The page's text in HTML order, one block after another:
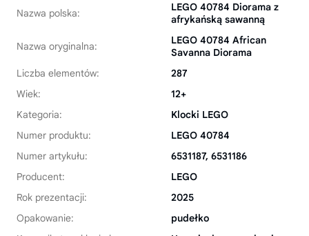
Nazwa polska:
LEGO 40784 Diorama z
afrykańską sawanną
Nazwa oryginalna:
LEGO 40784 African
Savanna Diorama
Liczba elementów:
287
Wiek:
12+
Kategoria:
Klocki LEGO
Numer produktu:
LEGO 40784
Numer artykułu:
6531187, 6531186
Producent:
LEGO
Rok prezentacji:
2025
Opakowanie:
pudełko